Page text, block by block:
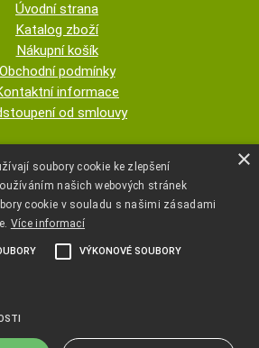
Úvodní strana
Katalog zboží
Nákupní košík
Obchodní podmínky
informace
od smlouvy
NOVOTNÝ - KRISTA
NOVOTNÁ
777 107 600
×
soubory cookie ke zlepšení
našich webových stránek
cookie v souladu s našimi zásadami
Více informací
VÝKONOVÉ SOUBORY